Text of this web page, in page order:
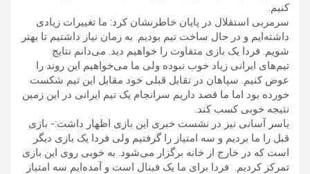
کنیم.
سرمربی استقلال در پایان خاطرنشان کرد: ما تغییرات زیادی
داشته‌ایم و در حال ساخت تیم بودیم. به زمان نیاز داشتیم تا بهتر
شویم. فردا یک بازی متفاوت را خواهیم دید. می‌دانم نتایج
تیم‌های ایرانی زیاد خوب نبوده ولی ما می‌خواهیم این روند را
عوض کنیم. سپاهان در تقابل قبلی خود مقابل این تیم شکست
خورده بود اما ما قصد داریم سرانجام یک تیم ایرانی در این زمین
نتیجه خوبی کسب کند.
یاسر آسانی نیز در نشست خبری این بازی اظهار داشت:‌- بازی
قبل را ما بردیم و سه امتیاز را گرفتیم ولی فردا یک بازی دیگر
است که در خارج از خانه برگزار می‌شود. به خوبی روی این بازی
تمرکز کردیم. فردا برای ما یک فینال است و آمده‌ایم سه امتیاز